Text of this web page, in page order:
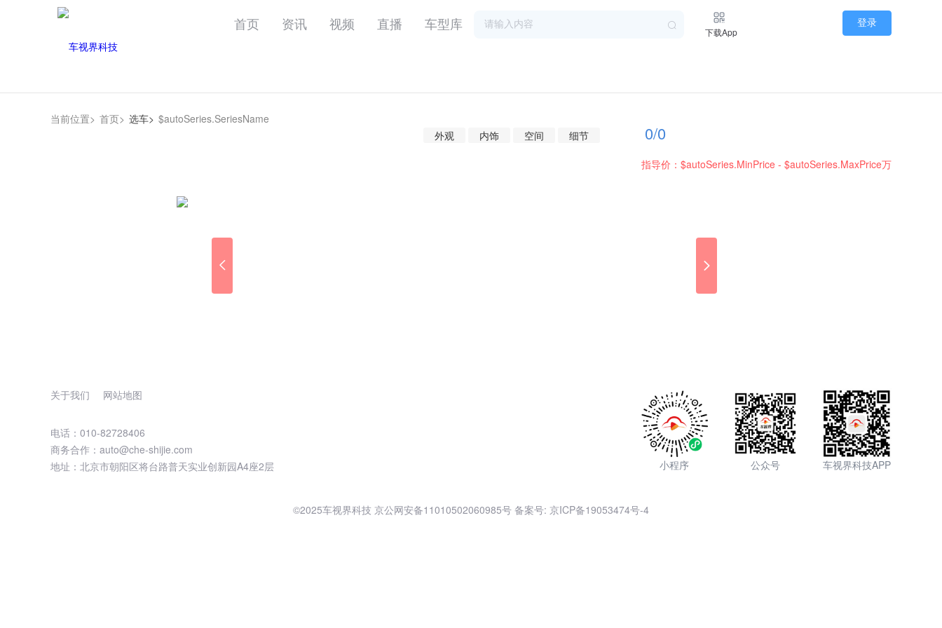
登录
首页 资讯 视频 直播 车型库 下载App
当前位置> 首页> 选车> $autoSeries.SeriesName
外观 内饰 空间 细节 0/0
指导价：$autoSeries.MinPrice - $autoSeries.MaxPrice万
关于我们 网站地图
小程序 公众号 车视界科技APP
电话：010-82728406
商务合作：auto@che-shijie.com
地址：北京市朝阳区将台路普天实业创新园A4座2层
©2025车视界科技 京公网安备11010502060985号 备案号: 京ICP备19053474号-4